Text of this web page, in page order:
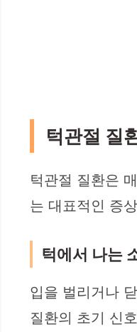
턱관절 질
턱관절 질환은
는 대표적인 증
턱에서 나는
입을 벌리거나
질환의 초기 신